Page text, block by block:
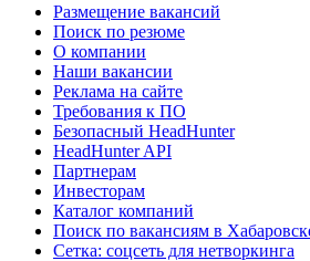
Размещение вакансий
Поиск по резюме
О компании
Наши вакансии
Реклама на сайте
Требования к ПО
Безопасный HeadHunter
HeadHunter API
Партнерам
Инвесторам
Каталог компаний
Поиск по вакансиям в
Сетка: соцсеть для нетворкинга